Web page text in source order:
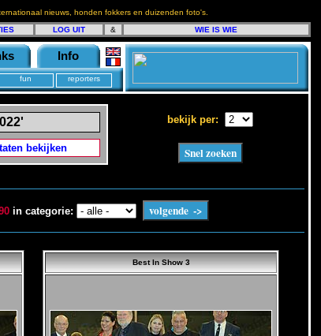
nieuws, honden fokkers en duizenden foto's.
LOG UIT & WIE IS WIE
Info
fun reporters
bekijken
bekijk per:
in categorie:
Best In Show 3